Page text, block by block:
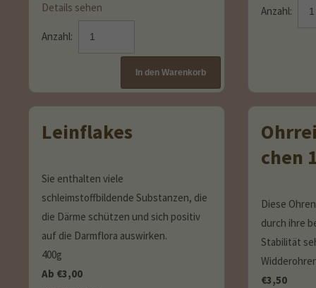
Details sehen
Anzahl:
Anzahl:
Leinflakes
Sie enthalten viele
schleimstoffbildende Substanzen, die
die Därme schützen und sich positiv
auf die Darmflora auswirken.
400g
Ab €3,00
chen
Diese
durch ihre
Stabilität
€3,50